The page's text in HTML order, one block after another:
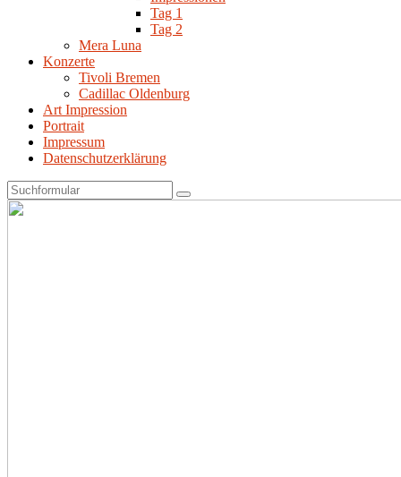
Tag 1
Tag 2
Mera Luna
Konzerte
Tivoli Bremen
Cadillac Oldenburg
Art Impression
Portrait
Impressum
Datenschutzerklärung
Search